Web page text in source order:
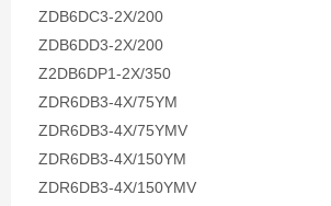
ZDB6DC3-2X/200
ZDB6DD3-2X/200
Z2DB6DP1-2X/350
ZDR6DB3-4X/75YM
ZDR6DB3-4X/75YMV
ZDR6DB3-4X/150YM
ZDR6DB3-4X/150YMV